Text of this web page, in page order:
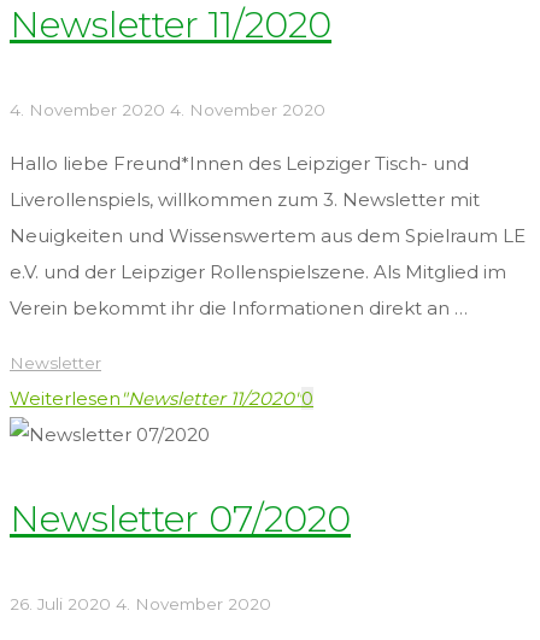
Newsletter 11/2020
4. November 2020 4. November 2020
Hallo liebe Freund*Innen des Leipziger Tisch- und
Liverollenspiels, willkommen zum 3. Newsletter mit
Neuigkeiten und Wissenswertem aus dem Spielraum LE
e.V. und der Leipziger Rollenspielszene. Als Mitglied im
Verein bekommt ihr die Informationen direkt an …
Newsletter
Weiterlesen "Newsletter 11/2020"0
Newsletter 07/2020
26. Juli 2020 4. November 2020